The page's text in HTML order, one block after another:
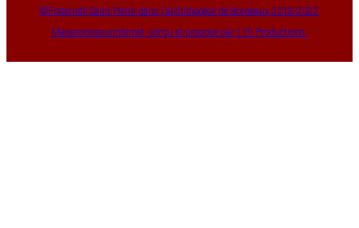
©Fraternité Saint Pierre dans l'archidiocèse de Bordeaux 2018-2022
Maparoissesurinternet, conçu et proposé par 119 Productions.